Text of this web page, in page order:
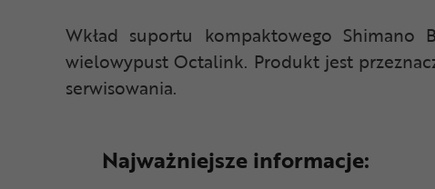
Wkład suportu kompaktowego Shimano
wielowypust Octalink. Produkt jest
serwisowania.
Najważniejsze informacje: